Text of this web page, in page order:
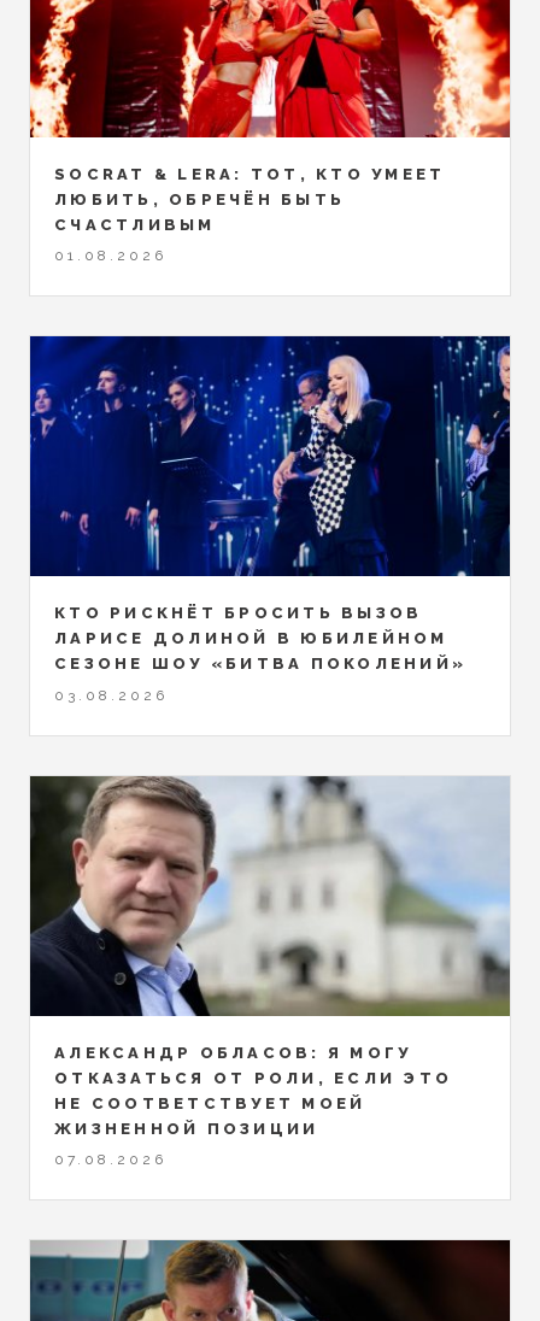
SOCRAT & LERA: ТОТ, КТО УМЕЕТ
ЛЮБИТЬ, ОБРЕЧЁН БЫТЬ
СЧАСТЛИВЫМ
01.08.2026
КТО РИСКНЁТ БРОСИТЬ ВЫЗОВ
ЛАРИСЕ ДОЛИНОЙ В ЮБИЛЕЙНОМ
СЕЗОНЕ ШОУ «БИТВА ПОКОЛЕНИЙ»
03.08.2026
АЛЕКСАНДР ОБЛАСОВ: Я МОГУ
ОТКАЗАТЬСЯ ОТ РОЛИ, ЕСЛИ ЭТО
НЕ СООТВЕТСТВУЕТ МОЕЙ
ЖИЗНЕННОЙ ПОЗИЦИИ
07.08.2026